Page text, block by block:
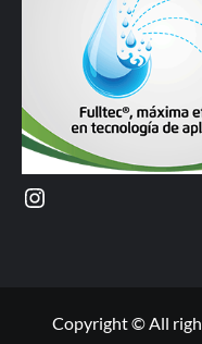
Instagram
Copyright © All